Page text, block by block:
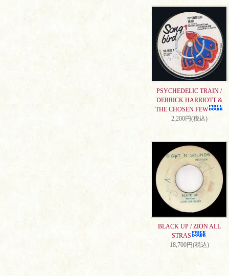
PSYCHEDELIC TRAIN /
DERRICK HARRIOTT &
THE CHOSEN FEW
2,200円(税込)
BLACK UP / ZION ALL
STRAS
18,700円(税込)